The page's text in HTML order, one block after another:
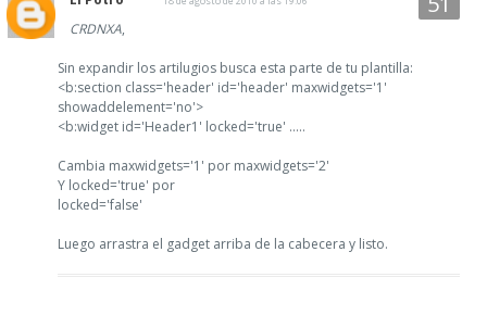
CRDNXA,
Sin expandir los artilugios busca esta parte de tu plantilla:
<b:section class='header' id='header' maxwidgets='1'
showaddelement='no'>
<b:widget id='Header1' locked='true' .....
Cambia maxwidgets='1' por maxwidgets='2'
Y locked='true' por
locked='false'
Luego arrastra el gadget arriba de la cabecera y listo.